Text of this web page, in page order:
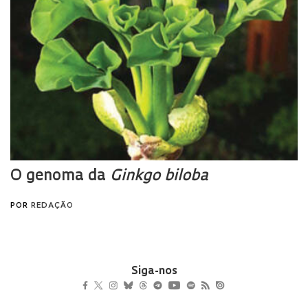
Siga-nos